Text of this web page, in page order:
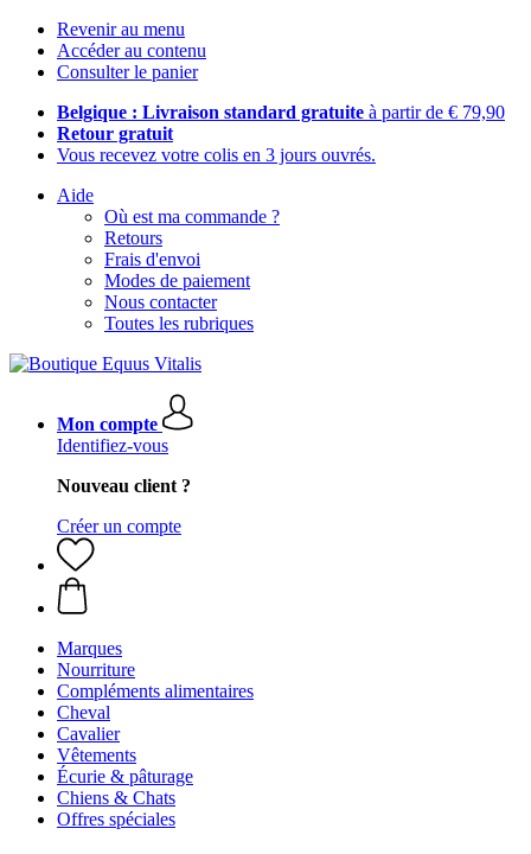
Revenir au menu
Accéder au contenu
Consulter le panier
Belgique : Livraison standard gratuite à partir de € 79,90
Retour gratuit
Vous recevez votre colis en 3 jours ouvrés.
Aide
Où est ma commande ?
Retours
Frais d'envoi
Modes de paiement
Nous contacter
Toutes les rubriques
Mon compte
Identifiez-vous
Nouveau client ?
Créer un compte
Marques
Nourriture
Compléments alimentaires
Cheval
Cavalier
Vêtements
Écurie & pâturage
Chiens & Chats
Offres spéciales